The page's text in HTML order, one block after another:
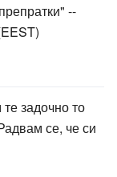
--
задочно то
се, че си